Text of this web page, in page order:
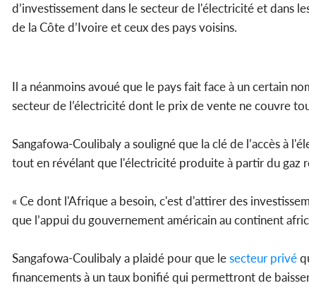
d’investissement dans le secteur de l'électricité et dans
de la Côte d’Ivoire et ceux des pays voisins.
Il a néanmoins avoué que le pays fait face à un certain
secteur de l’électricité dont le prix de vente ne couvre
Sangafowa-Coulibaly a souligné que la clé de l’accès à
tout en révélant que l'électricité produite à partir du gaz
« Ce dont l'Afrique a besoin, c'est d'attirer des
que l’appui du gouvernement américain au continent
Sangafowa-Coulibaly a plaidé pour que lesecteur privé
financements à un taux bonifié qui permettront de